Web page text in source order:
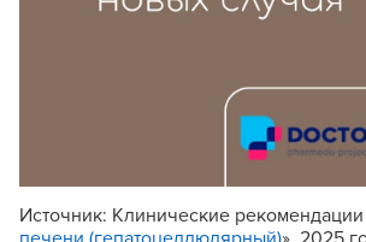
Источник: Клинические